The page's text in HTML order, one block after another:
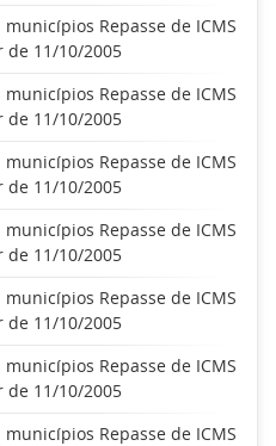
Repasse de ICMS
de 11/10/2005
Repasse de ICMS
de 11/10/2005
Repasse de ICMS
de 11/10/2005
Repasse de ICMS
de 11/10/2005
Repasse de ICMS
de 11/10/2005
Repasse de ICMS
de 11/10/2005
Repasse de ICMS